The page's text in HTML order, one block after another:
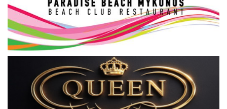
Opinion + Analysis
L’Art des Sens
Local Elections 2023